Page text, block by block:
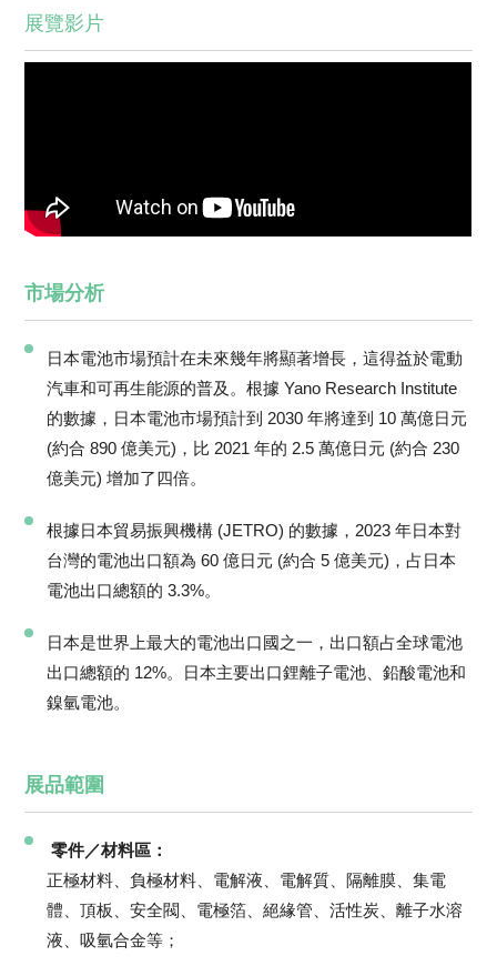
展覽影片
市場分析
日本電池市場預計在未來幾年將顯著增長，這得益於電動
汽車和可再生能源的普及。根據 Yano Research Institute
的數據，日本電池市場預計到 2030 年將達到 10 萬億日元
(約合 890 億美元)，比 2021 年的 2.5 萬億日元 (約合 230
億美元) 增加了四倍。
根據日本貿易振興機構 (JETRO) 的數據，2023 年日本對
台灣的電池出口額為 60 億日元 (約合 5 億美元)，占日本
電池出口總額的 3.3%。
日本是世界上最大的電池出口國之一，出口額占全球電池
出口總額的 12%。日本主要出口鋰離子電池、鉛酸電池和
鎳氫電池。
展品範圍
零件／材料區：
正極材料、負極材料、電解液、電解質、隔離膜、集電
體、頂板、安全閥、電極箔、絕緣管、活性炭、離子水溶
液、吸氫合金等；